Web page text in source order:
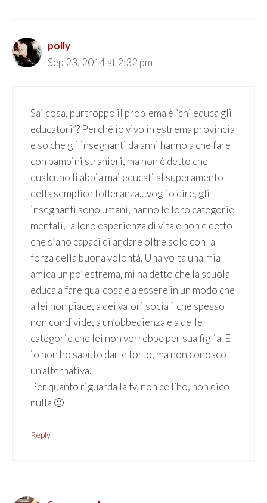
polly
Sep 23, 2014 at 2:32 pm
Sai cosa, purtroppo il problema è “chi educa gli
educatori”? Perché io vivo in estrema provincia
e so che gli insegnanti da anni hanno a che fare
con bambini stranieri, ma non è detto che
qualcuno li abbia mai educati al superamento
della semplice tolleranza…voglio dire, gli
insegnanti sono umani, hanno le loro categorie
mentali, la loro esperienza di vita e non è detto
che siano capaci di andare oltre solo con la
forza della buona volontà. Una volta una mia
amica un po’ estrema, mi ha detto che la scuola
educa a fare qualcosa e a essere in un modo che
a lei non piace, a dei valori sociali che spesso
non condivide, a un’obbedienza e a delle
categorie che lei non vorrebbe per sua figlia. E
io non ho saputo darle torto, ma non conosco
un’alternativa.
Per quanto riguarda la tv, non ce l’ho, non dico
nulla 🙂
Reply